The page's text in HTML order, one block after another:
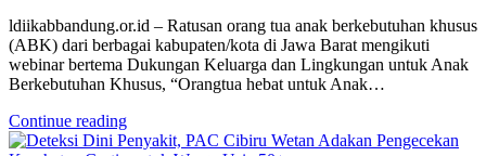
ldiikabbandung.or.id – Ratusan orang tua anak berkebutuhan khusus
(ABK) dari berbagai kabupaten/kota di Jawa Barat mengikuti
webinar bertema Dukungan Keluarga dan Lingkungan untuk Anak
Berkebutuhan Khusus, “Orangtua hebat untuk Anak…
Continue reading